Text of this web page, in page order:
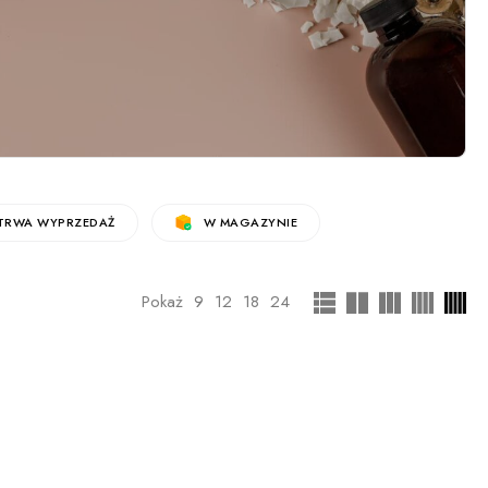
WYPRZEDAŻ W MAGAZYNIE
Pokaż 9 12 18 24